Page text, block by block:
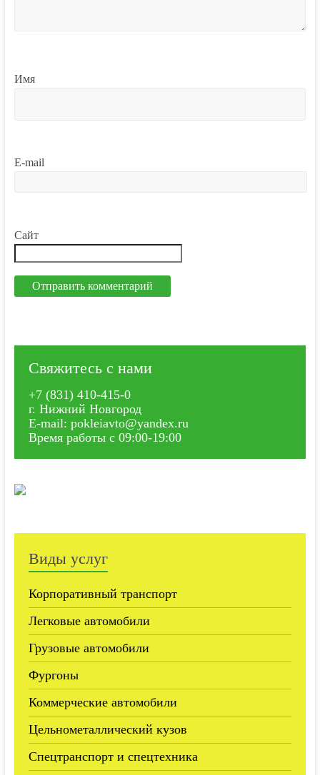
Имя
E-mail
Сайт
Свяжитесь с нами
+7 (831) 410-415-0
г. Нижний Новгород
E-mail: pokleiavto@yandex.ru
Время работы с 09:00-19:00
Виды услуг
Корпоративный транспорт
Легковые автомобили
Грузовые автомобили
Фургоны
Коммерческие автомобили
Цельнометаллический кузов
Спецтранспорт и спецтехника